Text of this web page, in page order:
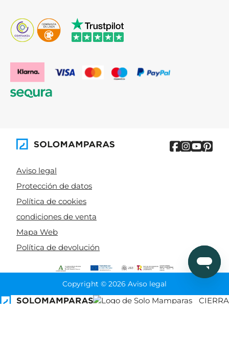
Aviso legal
Protección de datos
Política de cookies
condiciones de venta
Mapa Web
Política de devolución
Copyright © 2026 Aviso legal
CIERRA